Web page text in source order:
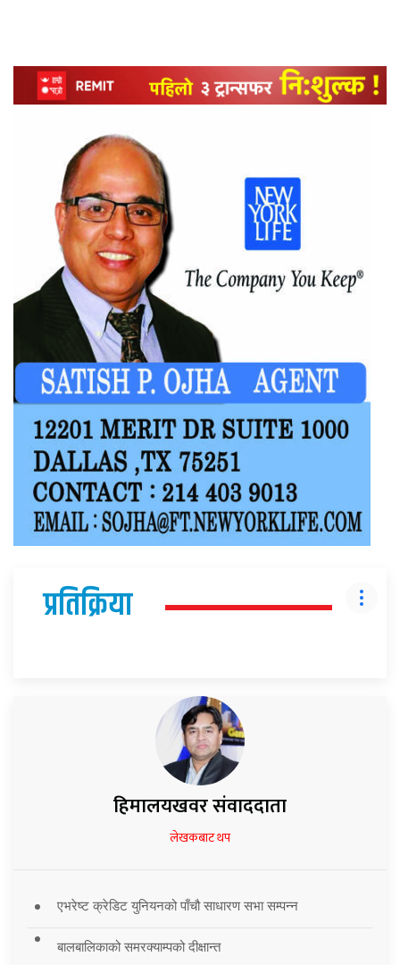
प्रतिक्रिया
हिमालयखवर संवाददाता
लेखकबाट थप
एभरेष्ट क्रेडिट युनियनको पाँचौ साधारण सभा सम्पन्न
बालबालिकाको समरक्याम्पको दीक्षान्त